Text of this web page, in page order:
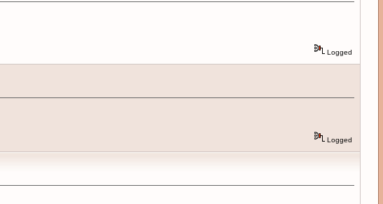
Logged
Logged